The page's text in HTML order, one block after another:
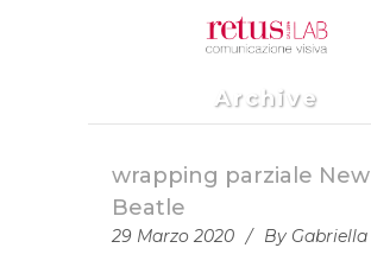
Archive
wrapping parziale New
Beatle
29 Marzo 2020 By Gabriella